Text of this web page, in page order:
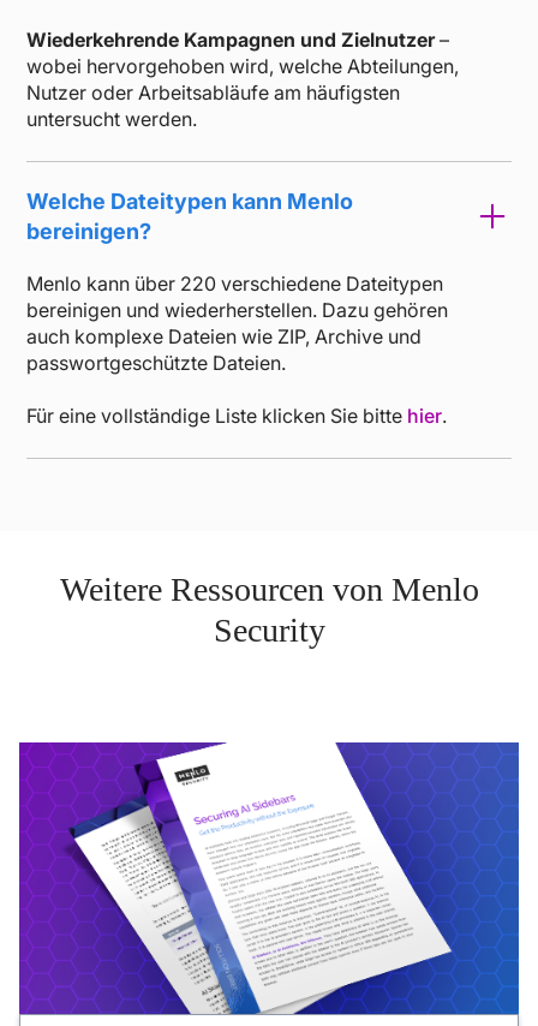
Wiederkehrende Kampagnen und Zielnutzer–
wobei hervorgehoben wird, welche Abteilungen,
Nutzer oder Arbeitsabläufe am häufigsten
untersucht werden.
Welche Dateitypen kann Menlo
bereinigen?
Menlo kann über 220 verschiedene Dateitypen
bereinigen und wiederherstellen. Dazu gehören
auch komplexe Dateien wie ZIP, Archive und
passwortgeschützte Dateien.
Für eine vollständige Liste klicken Sie bitte hier.
Weitere Ressourcen von Menlo
Security